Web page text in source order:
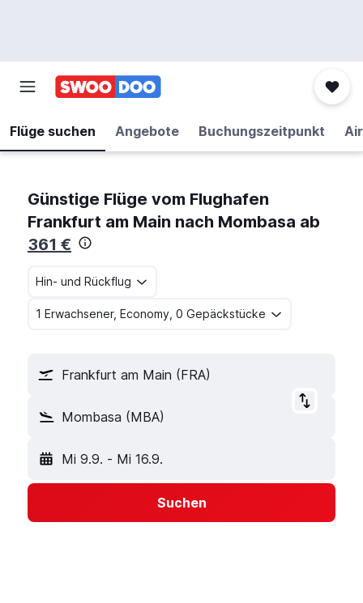
Flüge suchen Angebote Buchungszeitpunkt
Günstige Flüge vom Flughafen
Frankfurt am Main nach Mombasa ab
361 €
Hin- und Rückflug
1 Erwachsener, Economy, 0 Gepäckstücke
Frankfurt am Main (FRA)
Mombasa (MBA)
Mi 9.9. - Mi 16.9.
Suchen